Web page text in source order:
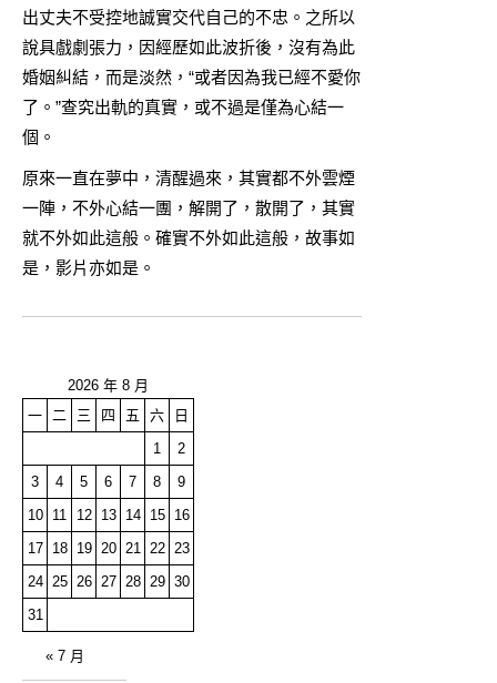
出丈夫不受控地誠實交代自己的不忠。之所以
說具戲劇張力，因經歷如此波折後，沒有為此
婚姻糾結，而是淡然，“或者因為我已經不愛你
了。”查究出軌的真實，或不過是僅為心結一
個。
原來一直在夢中，清醒過來，其實都不外雲煙
一陣，不外心結一團，解開了，散開了，其實
就不外如此這般。確實不外如此這般，故事如
是，影片亦如是。
2026 年 8 月
一
二 三 四 五 六
日
1
2
3
4 5 6 7 8
9
10
11 12 13 14 15
16
17
18 19 20 21 22
23
24
25 26 27 28 29 30
31
« 7 月